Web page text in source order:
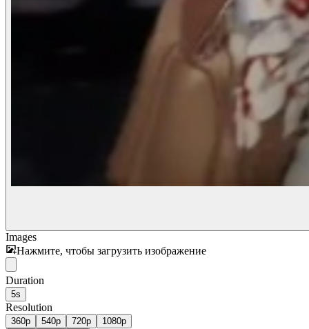
Images
Нажмите, чтобы загрузить изображение
Duration
5s
Resolution
360p 540p 720p
1080p